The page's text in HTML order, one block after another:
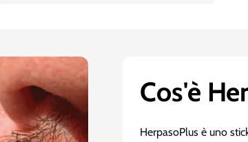
Cos'è
HerpasoPlus è uno